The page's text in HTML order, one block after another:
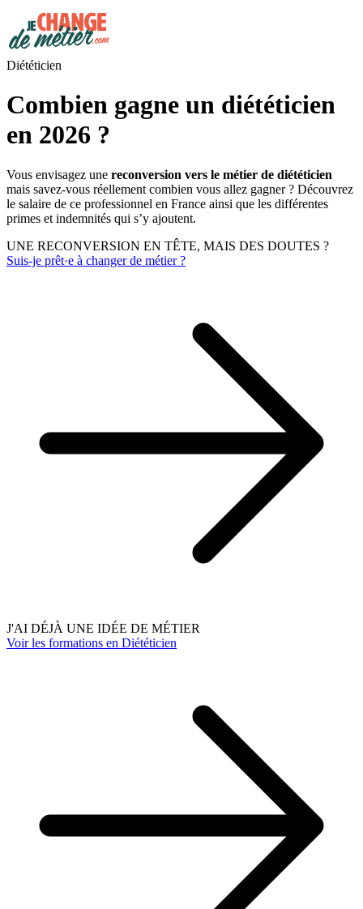
Diététicien
Combien gagne un diététicien
en 2026 ?
Vous envisagez une reconversion vers le métier de diététicien
mais savez-vous réellement combien vous allez gagner ? Découvrez
le salaire de ce professionnel en France ainsi que les différentes
primes et indemnités qui s’y ajoutent.
UNE RECONVERSION EN TÊTE, MAIS DES DOUTES ?
Suis-je prêt·e à changer de métier ?
J'AI DÉJÀ UNE IDÉE DE MÉTIER
Voir les formations en Diététicien